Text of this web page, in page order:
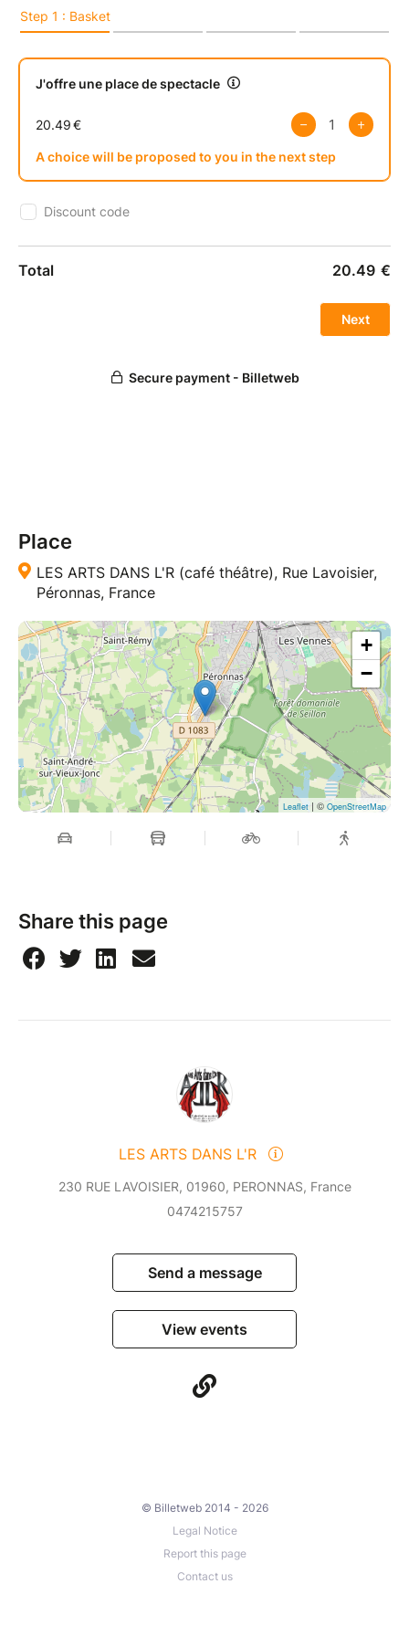
BON CADEAU VALABLE 6 MOIS
Place
LES ARTS DANS L'R (café théâtre), Rue Lavoisier,
Péronnas, France
+
−
Leaflet | © OpenStreetMap
Share this page
LES ARTS DANS L'R
230 RUE LAVOISIER, 01960, PERONNAS, France
0474215757
Send a message
View events
© Billetweb 2014 - 2026
Legal Notice
Report this page
Contact us